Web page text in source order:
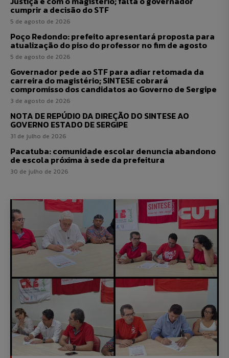
cumprir a decisão do STF
5 de agosto de 2026
Poço Redondo: prefeito apresentará proposta para
atualização do piso do professor no fim de agosto
5 de agosto de 2026
Governador pede ao STF para adiar retomada da
carreira do magistério; SINTESE cobrará
compromisso dos candidatos ao Governo de Sergipe
3 de agosto de 2026
NOTA DE REPÚDIO DA DIREÇÃO DO SINTESE AO
GOVERNO ESTADO DE SERGIPE
31 de julho de 2026
Pacatuba: comunidade escolar denuncia abandono
de escola próxima à sede da prefeitura
30 de julho de 2026